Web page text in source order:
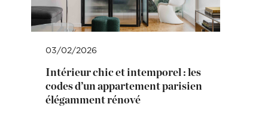
03/02/2026
Intérieur chic et intemporel : les
codes d’un appartement parisien
élégamment rénové